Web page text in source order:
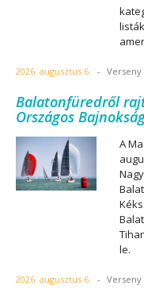
2026. augusztus 6. - Verseny
Balatonfüredről
Országos
A
le.
2026. augusztus 6. - Verseny